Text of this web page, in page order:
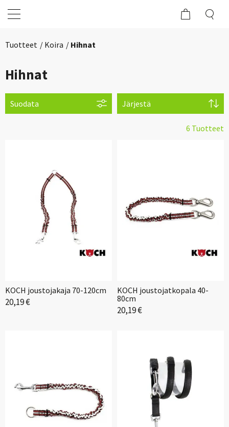
Tuotteet Koira Hihnat
Hihnat
Suodata Järjestä
6 Tuotteet
KOCH joustojakaja 70-120cm
20,19 €
KOCH joustojatkopala 40-
80cm
20,19 €